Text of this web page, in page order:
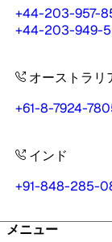
+44-203-957-
+44-203-949-
オーストラリ
+61-8-7924-
インド
+91-848-285-
メニュー